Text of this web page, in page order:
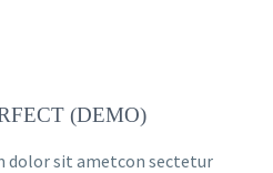
(DEMO)
dolor sit ametcon sectetur